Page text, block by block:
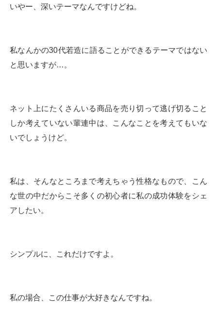
いやー、深いテーマなんですけどね。
私なんかの30代若造に語ることができるテーマではない
と思いますが…。
ネット上にたくさんいる商品を売り切って逃げ切ること
しか考えていない輩連中は、こんなことを考えてもいな
いでしょうけど。
私は、そんなところまで考えちゃう性格なもので、こん
な世の中だからこそ多くの初心者に私の成功体験をシェ
アしたい。
シンプルに、これだけですよ。
私の場合、この仕事が大好きなんですね。